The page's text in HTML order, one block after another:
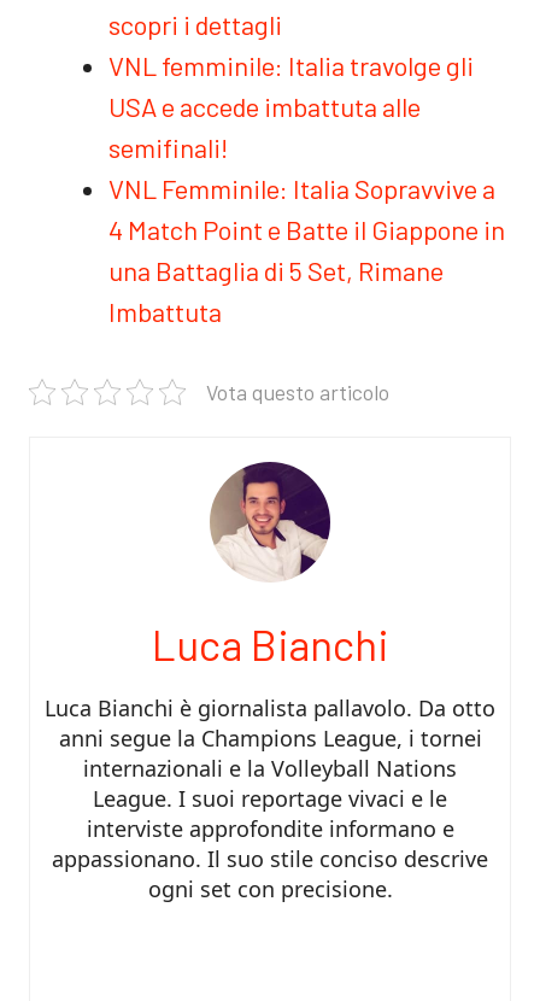
scopri i dettagli
VNL femminile: Italia travolge gli
USA e accede imbattuta alle
semifinali!
VNL Femminile: Italia Sopravvive a
4 Match Point e Batte il Giappone in
una Battaglia di 5 Set, Rimane
Imbattuta
Vota questo articolo
Luca Bianchi
Luca Bianchi è giornalista pallavolo. Da otto
anni segue la Champions League, i tornei
internazionali e la Volleyball Nations
League. I suoi reportage vivaci e le
interviste approfondite informano e
appassionano. Il suo stile conciso descrive
ogni set con precisione.